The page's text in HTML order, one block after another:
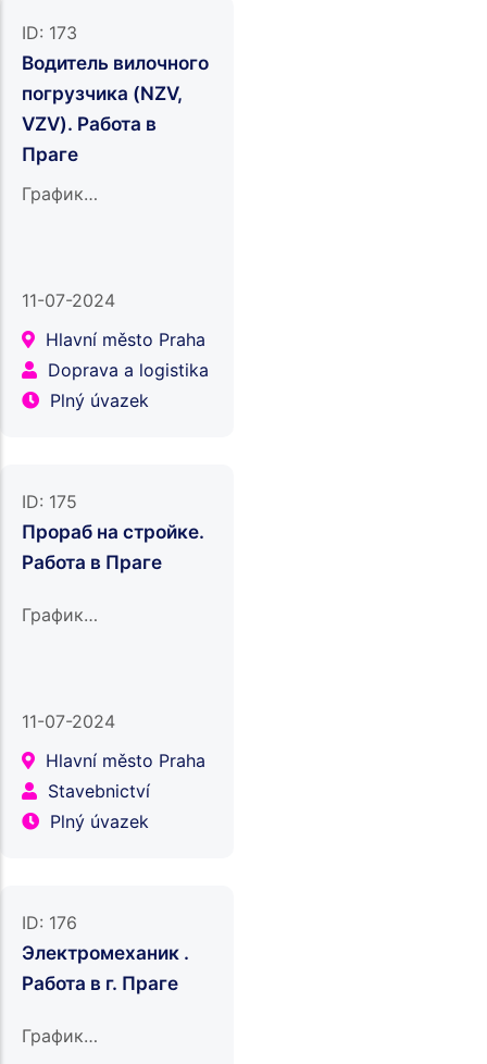
ID: 173
Водитель вилочного
погрузчика (NZV,
VZV). Работа в
Праге
График…
11-07-2024
Hlavní město Praha
Doprava a logistika
Plný úvazek
ID: 175
Прораб на стройке.
Работа в Праге
График…
11-07-2024
Hlavní město Praha
Stavebnictví
Plný úvazek
ID: 176
Электромеханик .
Работа в г. Праге
График…